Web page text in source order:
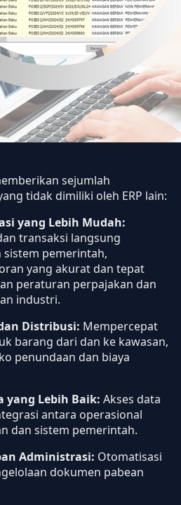
sejumlah
tidak dimiliki oleh ERP lain:
yang Lebih Mudah:
transaksi langsung
pemerintah,
yang akurat dan tepat
peraturan perpajakan dan
industri.
Distribusi: Mempercepat
barang dari dan ke kawasan,
penundaan dan biaya
yang Lebih Baik: Akses data
antara operasional
dan sistem pemerintah.
Administrasi: Otomatisasi
dokumen pabean